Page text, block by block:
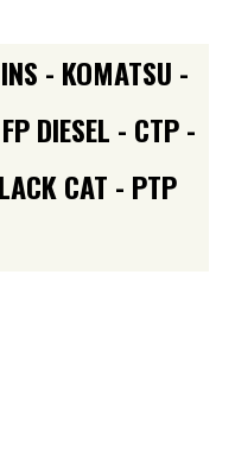
- KOMATSU -
DIESEL - CTP -
CAT - PTP